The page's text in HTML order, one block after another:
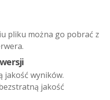
pliku można go pobrać z
jakość wyników.
jakość